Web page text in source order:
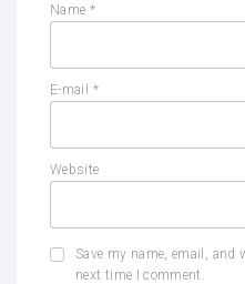
Name *
E-mail *
Website
Save my name, email,
next time I comment.